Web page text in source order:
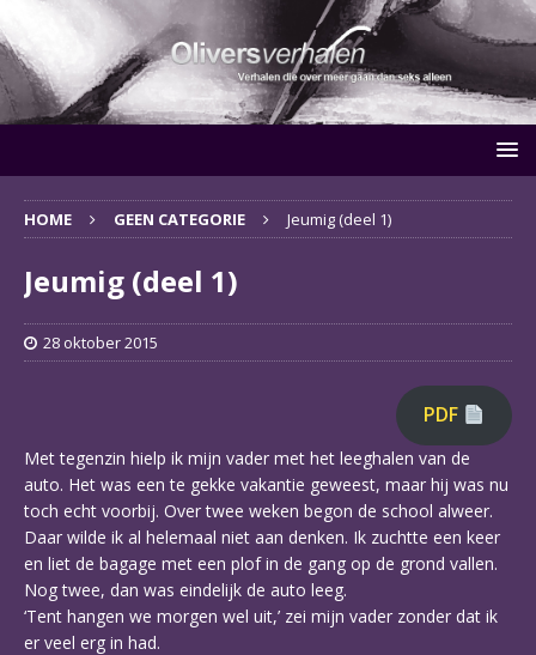
HOME GEEN CATEGORIE Jeumig (deel 1)
Jeumig (deel 1)
28 oktober 2015
PDF
Met tegenzin hielp ik mijn vader met het leeghalen van de
auto. Het was een te gekke vakantie geweest, maar hij was nu
toch echt voorbij. Over twee weken begon de school alweer.
Daar wilde ik al helemaal niet aan denken. Ik zuchtte een keer
en liet de bagage met een plof in de gang op de grond vallen.
Nog twee, dan was eindelijk de auto leeg.
‘Tent hangen we morgen wel uit,’ zei mijn vader zonder dat ik
er veel erg in had.